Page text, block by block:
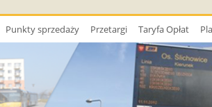
Punkty sprzedaży Przetargi Taryfa Opłat